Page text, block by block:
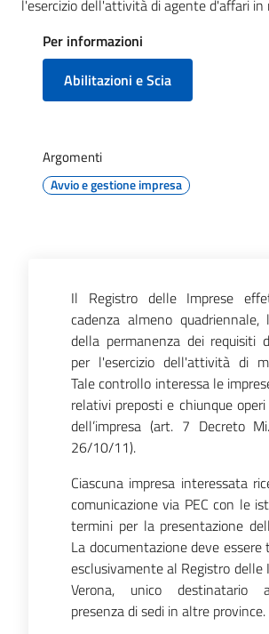
Promuovere
Impresa
Tutelare
Sostenibile
l'esercizio dell'attività di agente d'affari in
Per informazioni
Abilitazioni e Scia
Argomenti
Avvio e gestione impresa
Il Registro delle Imprese
cadenza almeno quadriennale,
della permanenza dei requisiti
per l'esercizio dell'attività di
Tale controllo interessa le
relativi preposti e chiunque
dell’impresa (art. 7 Decreto
26/10/11).
Ciascuna impresa interessata
comunicazione via PEC con le
termini per la presentazione
La documentazione deve essere
esclusivamente al Registro delle
Verona, unico destinatario
presenza di sedi in altre province.